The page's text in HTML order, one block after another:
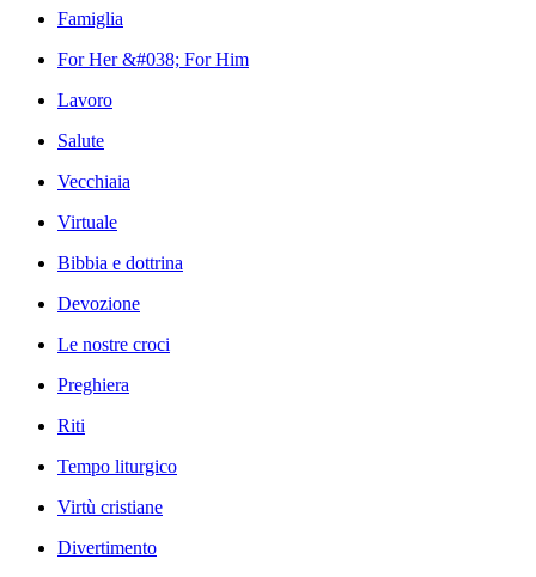
Famiglia
For Her &#038; For Him
Lavoro
Salute
Vecchiaia
Virtuale
Bibbia e dottrina
Devozione
Le nostre croci
Preghiera
Riti
Tempo liturgico
Virtù cristiane
Divertimento